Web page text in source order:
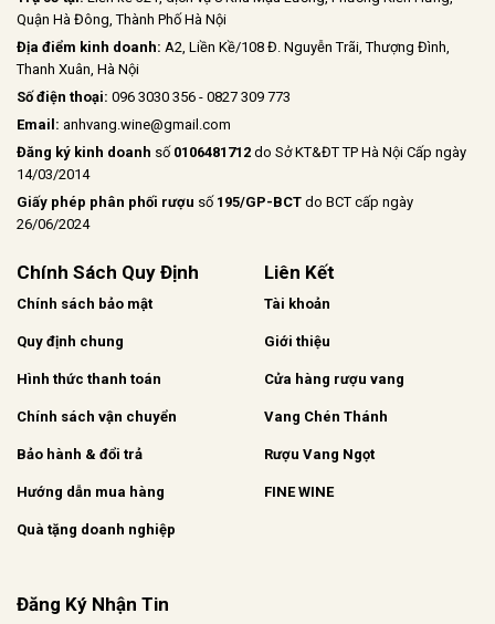
Quận Hà Đông, Thành Phố Hà Nội
Địa điểm kinh doanh: A2, Liền Kề/108 Đ. Nguyễn Trãi, Thượng Đình,
Thanh Xuân, Hà Nội
Số điện thoại: 096 3030 356 - 0827 309 773
Email: anhvang.wine@gmail.com
Đăng ký kinh doanh số 0106481712 do Sở KT&ĐT TP Hà Nội Cấp ngày
14/03/2014
Giấy phép phân phối rượu số 195/GP-BCT do BCT cấp ngày
26/06/2024
Chính Sách Quy Định
Chính sách bảo mật
Quy định chung
Hình thức thanh toán
Chính sách vận chuyển
Bảo hành & đổi trả
Hướng dẫn mua hàng
Quà tặng doanh nghiệp
Liên Kết
Tài khoản
Giới thiệu
Cửa hàng rượu vang
Vang Chén Thánh
Rượu Vang Ngọt
FINE WINE
Đăng Ký Nhận Tin